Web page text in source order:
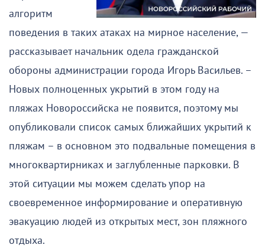
алгоритм
поведения в таких атаках на мирное население, —
рассказывает начальник одела гражданской
обороны администрации города Игорь Васильев. –
Новых полноценных укрытий в этом году на
пляжах Новороссийска не появится, поэтому мы
опубликовали список самых ближайших укрытий к
пляжам – в основном это подвальные помещения в
многоквартирниках и заглубленные парковки. В
этой ситуации мы можем сделать упор на
своевременное информирование и оперативную
эвакуацию людей из открытых мест, зон пляжного
отдыха.